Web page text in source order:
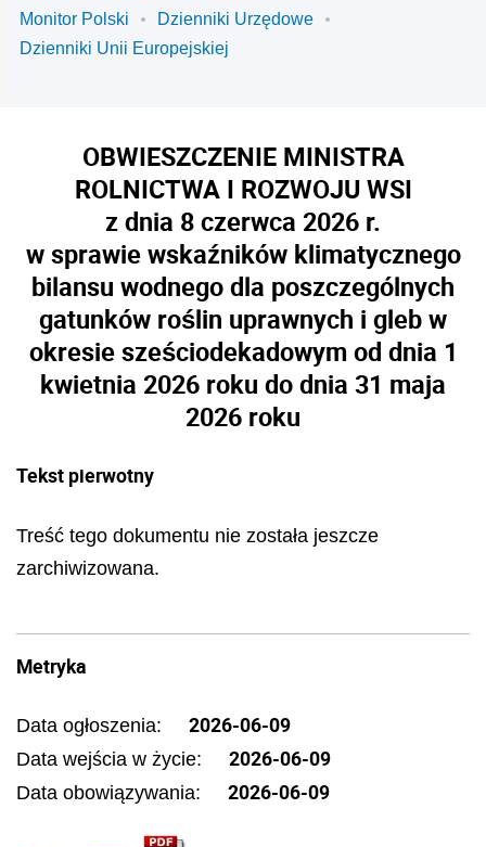
Monitor Polski
Dzienniki Urzędowe
Dzienniki Unii Europejskiej
OBWIESZCZENIE MINISTRA
ROLNICTWA I ROZWOJU WSI
z dnia 8 czerwca 2026 r.
w sprawie wskaźników klimatycznego
bilansu wodnego dla poszczególnych
gatunków roślin uprawnych i gleb w
okresie sześciodekadowym od dnia 1
kwietnia 2026 roku do dnia 31 maja
2026 roku
Tekst pierwotny
Treść tego dokumentu nie została jeszcze
zarchiwizowana.
Metryka
Data ogłoszenia: 2026-06-09
Data wejścia w życie: 2026-06-09
Data obowiązywania: 2026-06-09